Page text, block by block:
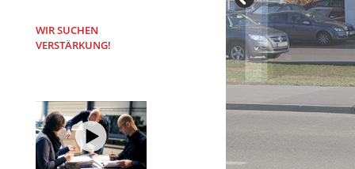
WIR SUCHEN
VERSTÄRKUNG!